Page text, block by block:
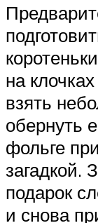
на
взять
обернуть
фольге
загадкой.
подарок
и снова